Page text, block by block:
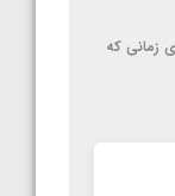
زمانی که